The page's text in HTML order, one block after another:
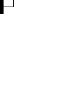
Kesişimler